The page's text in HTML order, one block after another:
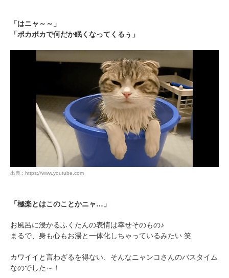
「はニャ～～」
「ポカポカで何だか眠くなってくるぅ」
出典 : https://www.youtube.com
「極楽とはこのことかニャ…」
お風呂に浸かるふくたんの表情は幸せそのもの♪
まるで、身も心もお湯と一体化しちゃっているみたい 笑
カワイイと言わざるを得ない、そんなニャンコさんのバスタイム
なのでした～！
閉じる
いぬ部をフォロー
ねこ部をフォロー
PECOアプリをダウンロード済みの方
アプリで開く